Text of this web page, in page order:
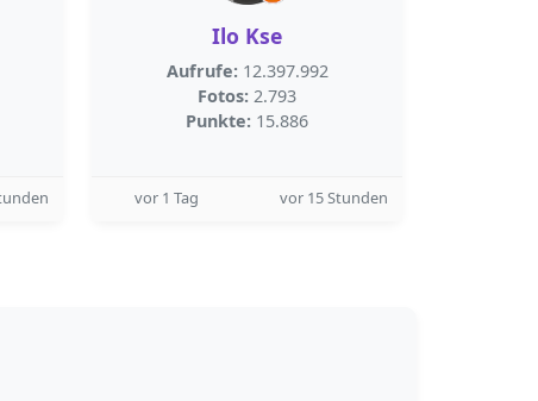
Ilo Kse
Aufrufe: 12.397.992
Fotos: 2.793
Punkte: 15.886
vor 1 Tag vor 15 Stunden